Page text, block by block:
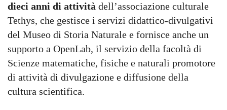
dieci anni di attività dell’associazione culturale
Tethys, che gestisce i servizi didattico-divulgativi
del Museo di Storia Naturale e fornisce anche un
supporto a OpenLab, il servizio della facoltà di
Scienze matematiche, fisiche e naturali promotore
di attività di divulgazione e diffusione della
cultura scientifica.